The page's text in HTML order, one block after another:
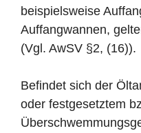
beispielsweise
Auffangwannen,
(Vgl. AwSV §2, (16)).
Befindet sich der
oder festgesetztem